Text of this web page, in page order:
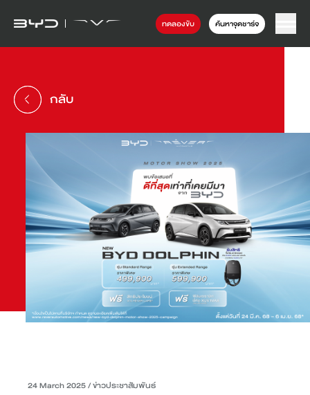
ทดลองขับ ค้นหาจุดชาร์จ
กลับ
24 March 2025/ข่าวประชาสัมพันธ์